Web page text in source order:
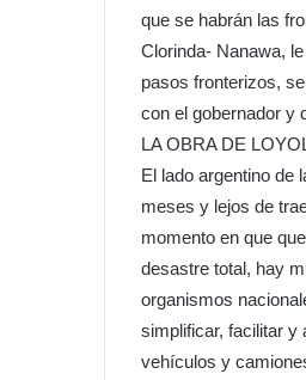
que se habrán las
Clorinda- Nanawa,
pasos fronterizos,
con el gobernador y
LA OBRA DE
El lado argentino de
meses y lejos de
momento en que
desastre total, hay
organismos
simplificar, facilitar y
vehículos y